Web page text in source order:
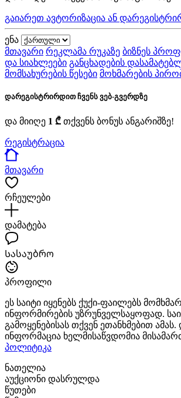
გაიარეთ ავტორიზაცია ან
ენა
მთავარი რეკლამა რუკაზე ბიზნეს
და სიახლეები განცხადების
მომსახურების წესები მოხმარების
დარეგისტრირდით ჩვენს ვებ-გვერდზე
და მიიღე 1 ₾ თქვენს ბონუს ანგარიშზე!
რეგისტრაცია
მთავარი
რჩეულები
დამატება
Სასაუბრო
პროფილი
ეს საიტი იყენებს ქუქი-ფაილებს
ინფორმირების უზრუნველსაყოფად.
გამოყენებისას თქვენ ეთანხმებით
ინფორმაცია ხელმისაწვდომია
პოლიტიკა
ნათელია
აუქციონი დასრულდა
წუთები